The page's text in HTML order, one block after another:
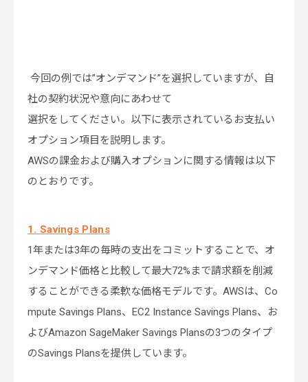
今回の例では”オンデマンド”を選択していますが、自
社の契約状況や意向にあわせて
選択をしてください。以下に表示されているお支払い
オプション項目を説明します。
AWSの課金および購入オプションに関する情報は以下
のとおりです。
1. Savings Plans
1年または3年の毎時の支出をコミットすることで、オ
ンデマンド価格と比較して最大72%まで請求額を削減
することができる柔軟な価格モデルです。AWSは、Co
mpute Savings Plans、EC2 Instance Savings Plans、お
よびAmazon SageMaker Savings Plansの3つのタイプ
のSavings Plansを提供しています。